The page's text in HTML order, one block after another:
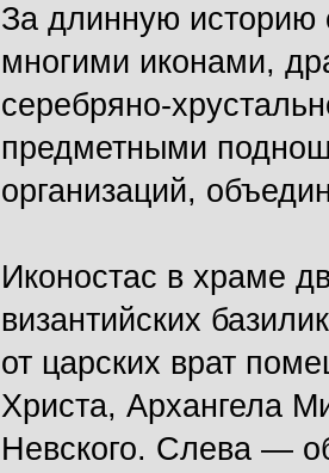
За длинную историю
многими иконами,
серебряно-
предметными
организаций,
Иконостас в храме
византийских
от царских врат
Христа, Архангела
Невского. Слева —